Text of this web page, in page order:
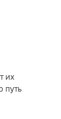
их
путь